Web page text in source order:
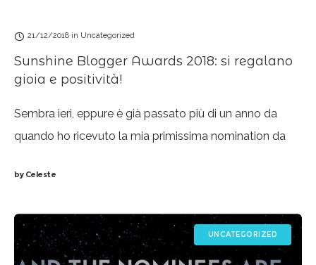
21/12/2018 in Uncategorized
Sunshine Blogger Awards 2018: si regalano
gioia e positività!
Sembra ieri, eppure è già passato più di un anno da
quando ho ricevuto la mia primissima nomination da
pagina va per
byCeleste
UNCATEGORIZED